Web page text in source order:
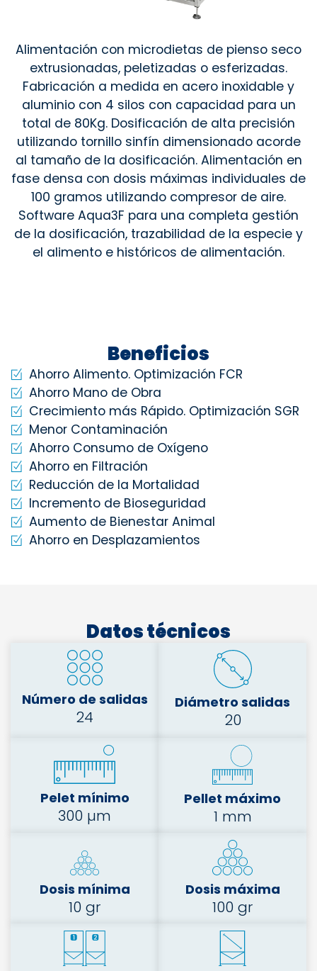
Alimentación con microdietas de pienso seco
extrusionadas, peletizadas o esferizadas.
Fabricación a medida en acero inoxidable y
aluminio con 4 silos con capacidad para un
total de 80Kg. Dosificación de alta precisión
utilizando tornillo sinfín dimensionado acorde
al tamaño de la dosificación. Alimentación en
fase densa con dosis máximas individuales de
100 gramos utilizando compresor de aire.
Software Aqua3F para una completa gestión
de la dosificación, trazabilidad de la especie y
el alimento e históricos de alimentación.
Beneficios
Ahorro Alimento. Optimización FCR
Ahorro Mano de Obra
Crecimiento más Rápido. Optimización SGR
Menor Contaminación
Ahorro Consumo de Oxígeno
Ahorro en Filtración
Reducción de la Mortalidad
Incremento de Bioseguridad
Aumento de Bienestar Animal
Ahorro en Desplazamientos
Datos técnicos
Número de salidas
24
Diámetro salidas
20
Pelet mínimo
300 µm
Pellet máximo
1 mm
Dosis mínima
10 gr
Dosis máxima
100 gr